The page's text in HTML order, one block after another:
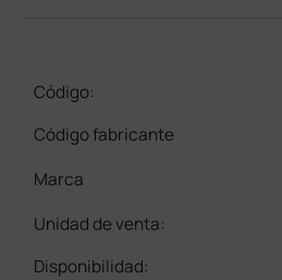
Código:
Código fabricante
Marca
Unidad de venta:
Disponibilidad: